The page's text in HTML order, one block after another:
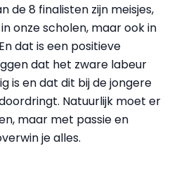
de 8 finalisten zijn meisjes,
onze scholen, maar ook in
dat is een positieve
dat het zware labeur
is en dat dit bij de jongere
Natuurlijk moet er
maar met passie en
je alles.